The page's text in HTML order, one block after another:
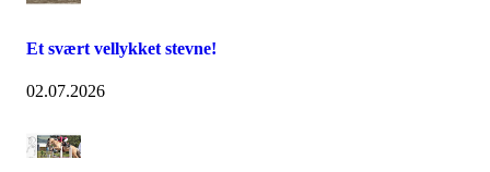
Et svært vellykket stevne!
02.07.2026